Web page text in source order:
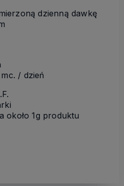
dzienną dawkę
/ dzień
około 1g produktu